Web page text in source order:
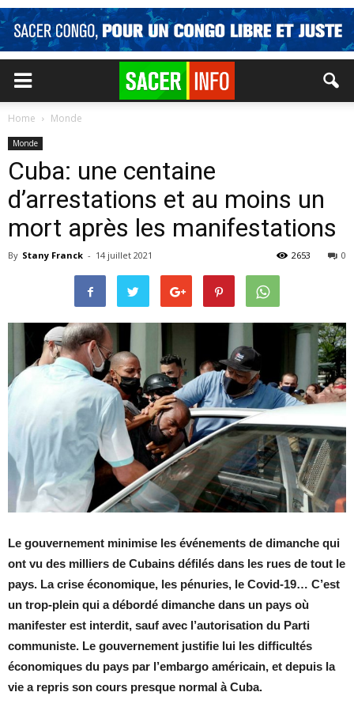
Home Monde
Monde
Cuba: une centaine
d’arrestations et au moins un
mort après les manifestations
By Stany Franck - 14 juillet 2021 0
2653
Le gouvernement minimise les événements de dimanche qui
ont vu des milliers de Cubains défilés dans les rues de tout le
pays. La crise économique, les pénuries, le Covid-19… C’est
un trop-plein qui a débordé dimanche dans un pays où
manifester est interdit, sauf avec l’autorisation du Parti
communiste. Le gouvernement justifie lui les difficultés
économiques du pays par l’embargo américain, et depuis la
vie a repris son cours presque normal à Cuba.